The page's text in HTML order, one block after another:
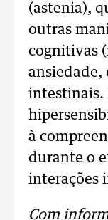
(astenia),
outras
cognitivas
ansiedade,
intestinais.
à
durante o
interações
Com